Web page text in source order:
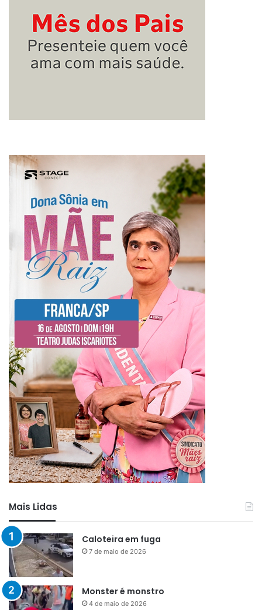
Mais Lidas
Caloteira em fuga
7 de maio de 2026
Monster é monstro
4 de maio de 2026